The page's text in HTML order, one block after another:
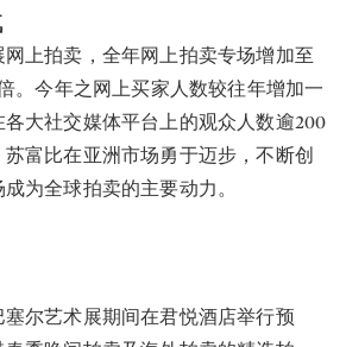
上拍卖，全年网上拍卖专场增加至
。今年之网上买家人数较往年增加一
大社交媒体平台上的观众人数逾200
富比在亚洲市场勇于迈步，不断创
为全球拍卖的主要动力。
尔艺术展期间在君悦酒店举行预